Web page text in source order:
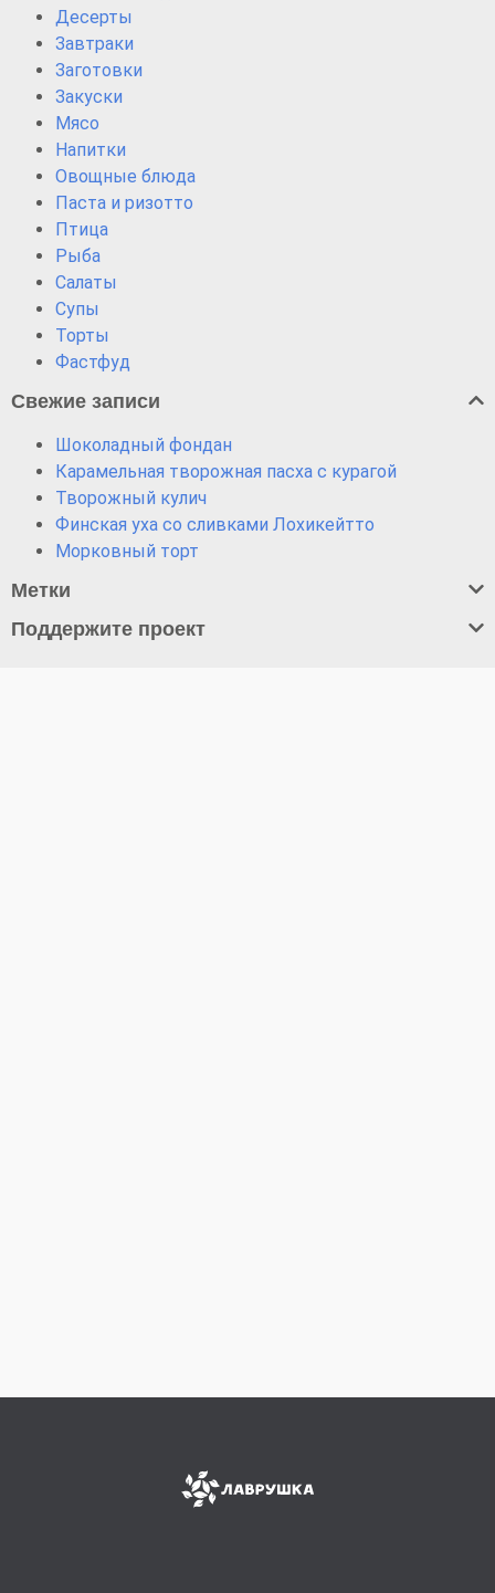
Десерты
Завтраки
Заготовки
Закуски
Мясо
Напитки
Овощные блюда
Паста и ризотто
Птица
Рыба
Салаты
Супы
Торты
Фастфуд
Свежие записи
Шоколадный фондан
Карамельная творожная пасха с курагой
Творожный кулич
Финская уха со сливками Лохикейтто
Морковный торт
Метки
Поддержите проект